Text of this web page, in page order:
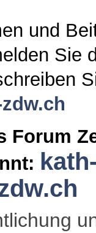
und
Sie
Forum